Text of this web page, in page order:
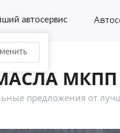
автосервис
МКПП
предложения от